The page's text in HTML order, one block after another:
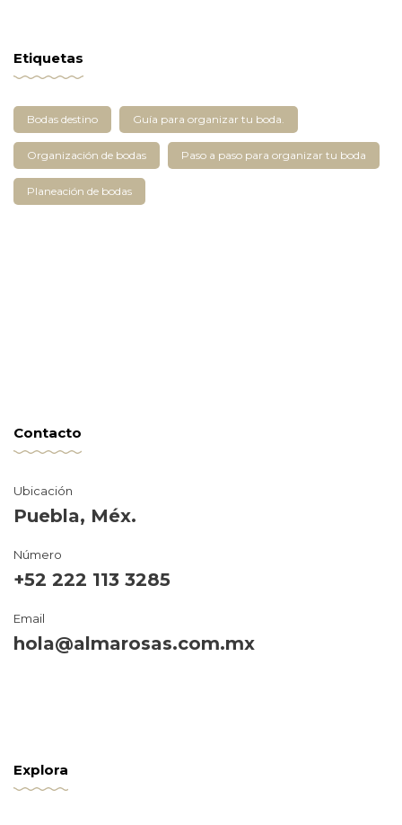
Etiquetas
Bodas destino Guía para organizar tu boda.
Organización de bodas Paso a paso para organizar tu boda
Planeación de bodas
Contacto
Ubicación
Puebla, Méx.
Número
+52 222 113 3285
Email
hola@almarosas.com.mx
Explora